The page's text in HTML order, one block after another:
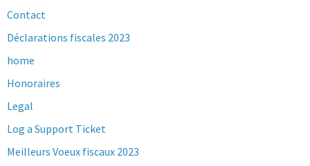
Contact
Déclarations fiscales 2023
home
Honoraires
Legal
Log a Support Ticket
Meilleurs Voeux fiscaux 2023